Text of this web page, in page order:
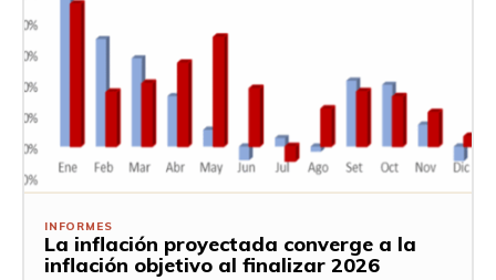
INFORMES
La inflación proyectada converge a la
inflación objetivo al finalizar 2026